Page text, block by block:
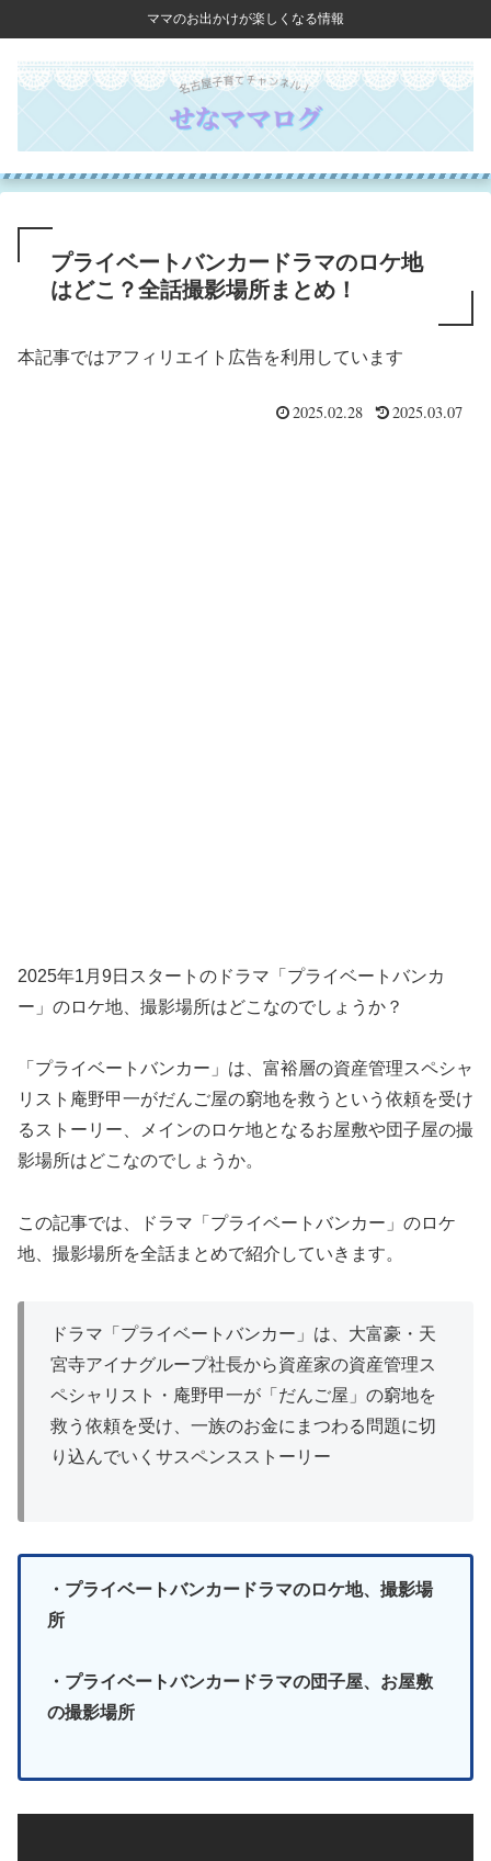
ママのお出かけが楽しくなる情報
プライベートバンカードラマのロケ地
はどこ？全話撮影場所まとめ！
本記事ではアフィリエイト広告を利用しています
2025.02.28 2025.03.07
2025年1月9日スタートのドラマ「プライベートバンカ
ー」のロケ地、撮影場所はどこなのでしょうか？
「プライベートバンカー」は、富裕層の資産管理スペシャ
リスト庵野甲一がだんご屋の窮地を救うという依頼を受け
るストーリー、メインのロケ地となるお屋敷や団子屋の撮
影場所はどこなのでしょうか。
この記事では、ドラマ「プライベートバンカー」のロケ
地、撮影場所を全話まとめで紹介していきます。
ドラマ「プライベートバンカー」は、大富豪・天
宮寺アイナグループ社長から資産家の資産管理ス
ペシャリスト・庵野甲一が「だんご屋」の窮地を
救う依頼を受け、一族のお金にまつわる問題に切
り込んでいくサスペンスストーリー
・プライベートバンカードラマのロケ地、撮影場
所
・プライベートバンカードラマの団子屋、お屋敷
の撮影場所